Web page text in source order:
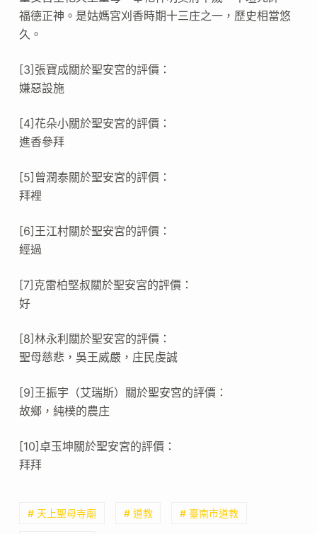
福德正神。是姑媽宮刈香時期十三庄之一，歷史相當悠
久。
[3]張寶成關於聖安宮的評價：
嫌惡設施
[4]花朵小關於聖安宮的評價：
進香參拜
[5]曾潤泰關於聖安宮的評價：
拜裡
[6]王江村關於聖安宮的評價：
經過
[7]克雷柏堅叔關於聖安宮的評價：
好
[8]林永利關於聖安宮的評價：
聖母慈悲，吳王威嚴，庄民虔誠
[9]王振宇（艾瑞斯）關於聖安宮的評價：
故鄉，純樸的農庄
[10]卓玉坤關於聖安宮的評價：
拜拜
# 天上聖母寺廟 # 道教 # 臺南市道教